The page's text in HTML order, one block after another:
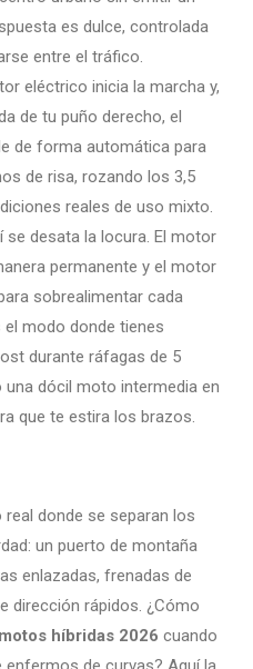
es dulce, controlada
entre el tráfico.
eléctrico inicia la marcha y,
de tu puño derecho, el
de forma automática para
de risa, rozando los 3,5
reales de uso mixto.
se desata la locura. El motor
permanente y el motor
sobrealimentar cada
el modo donde tienes
durante ráfagas de 5
dócil moto intermedia en
que te estira los brazos.
donde se separan los
un puerto de montaña
enlazadas, frenadas de
dirección rápidos. ¿Cómo
híbridas 2026 cuando